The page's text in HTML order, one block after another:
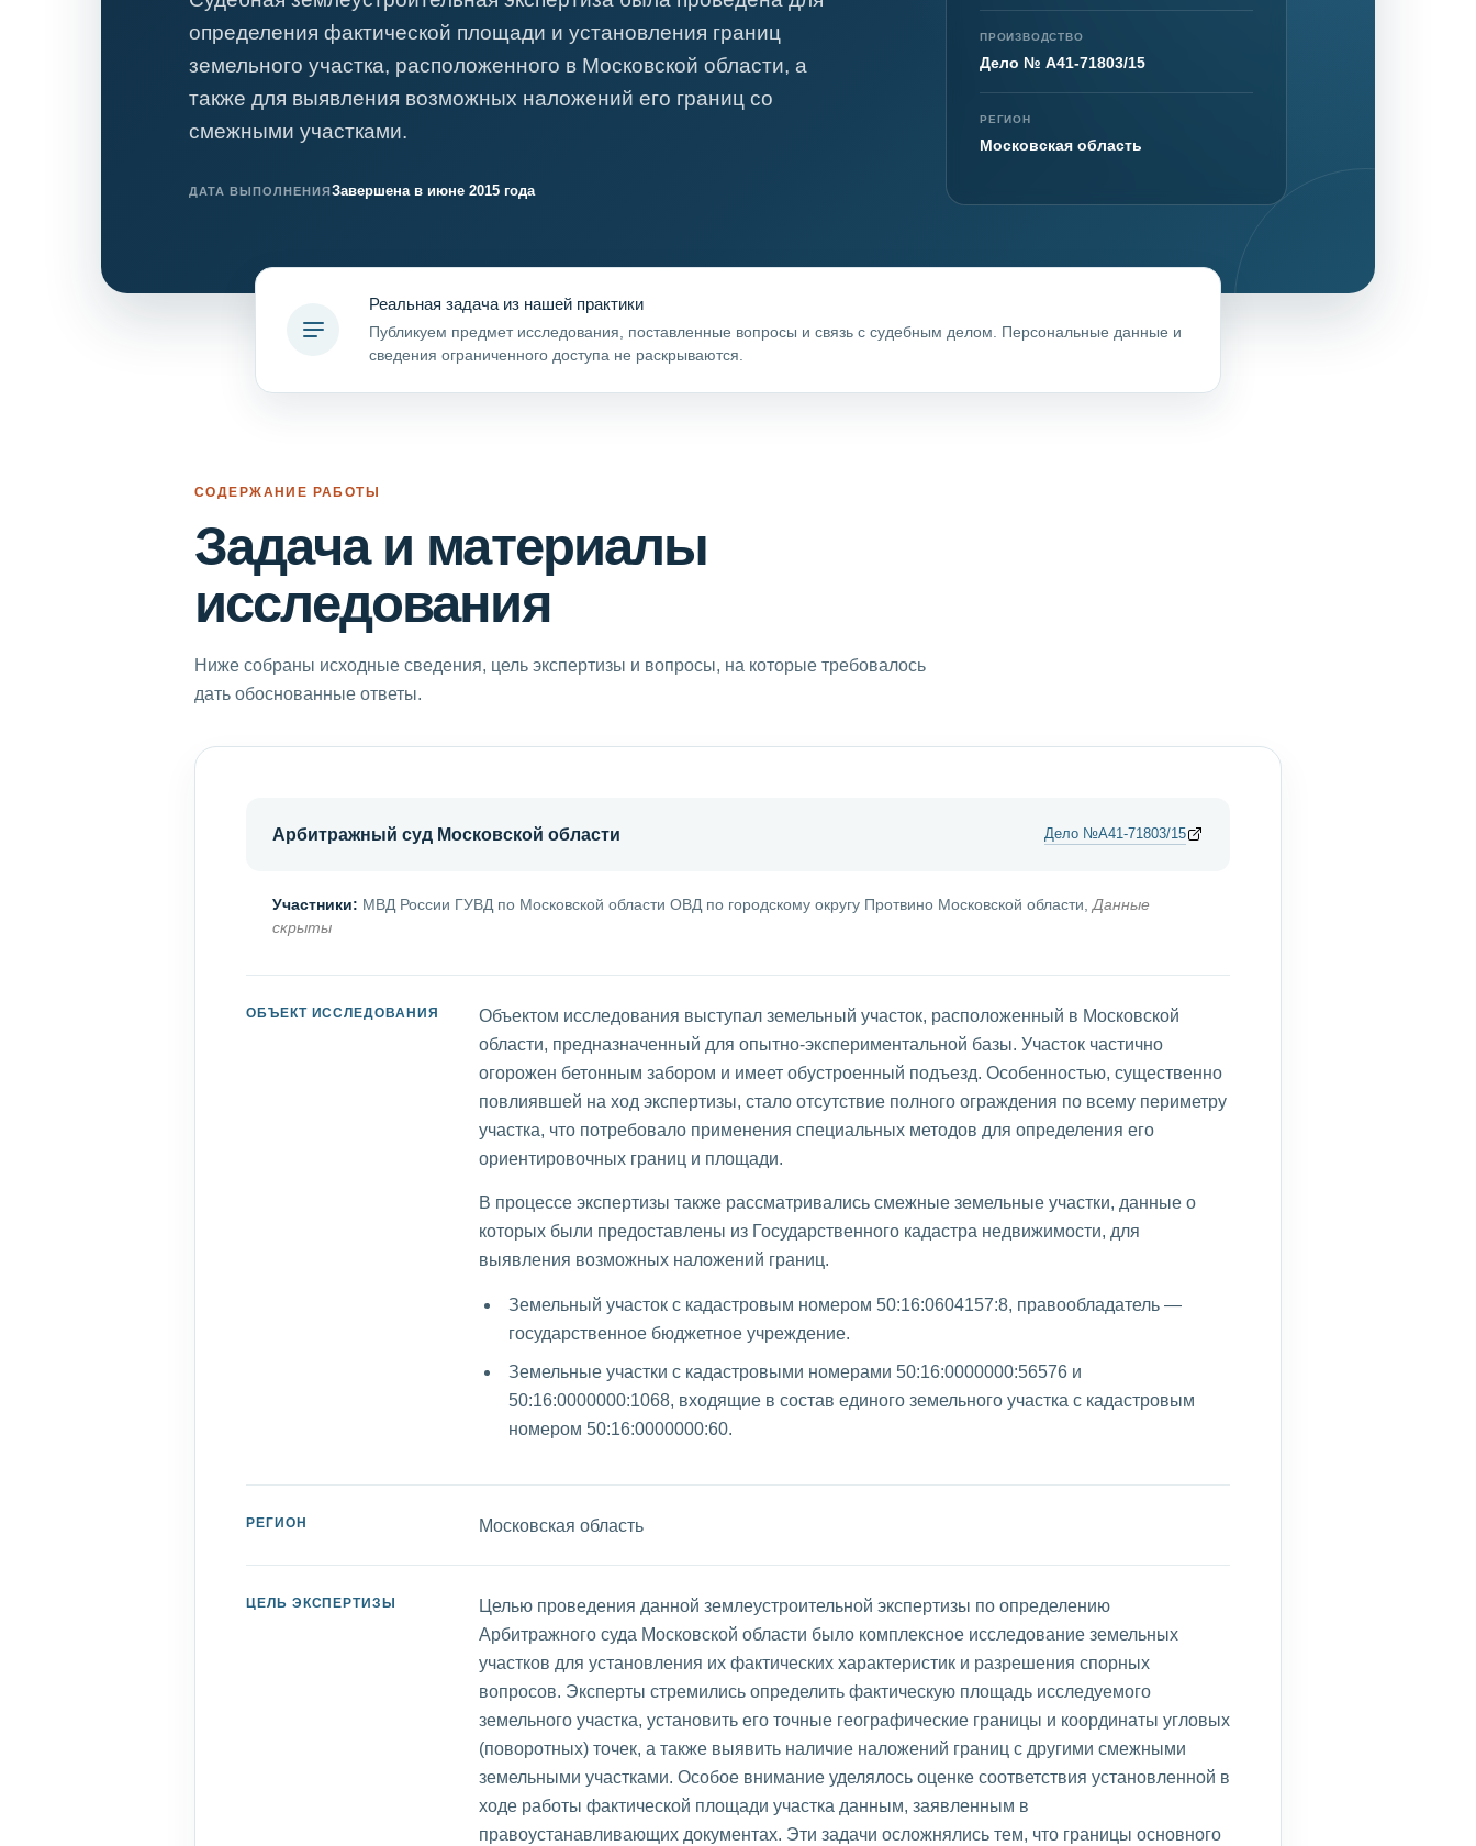
Психиатрическая экспертиза
Психологическая экспертиза
Рецензия на экспертное заключение
Строительная экспертиза
Фоноскопическая экспертиза
Химическая экспертиза
Экономическая экспертиза
Экспертиза давности создания документа
определения фактической площади и установления границ
земельного участка, расположенного в Московской области, а
также для выявления возможных наложений его границ со
смежными участками.
ДАТА ВЫПОЛНЕНИЯЗавершена в июне 2015 года
ПРОИЗВОДСТВО
Дело № А41-71803/15
РЕГИОН
Московская область
Реальная задача из нашей практики
Публикуем предмет исследования, поставленные вопросы и связь с судебным делом. Персональные данные и
сведения ограниченного доступа не раскрываются.
СОДЕРЖАНИЕ РАБОТЫ
Задача и материалы
исследования
Ниже собраны исходные сведения, цель экспертизы и вопросы, на которые требовалось
дать обоснованные ответы.
Арбитражный суд Московской области Дело №А41-71803/15
Участники: МВД России ГУВД по Московской области ОВД по городскому округу Протвино Московской области, Данные
скрыты
ОБЪЕКТ ИССЛЕДОВАНИЯ
Объектом исследования выступал земельный участок, расположенный в Московской
области, предназначенный для опытно-экспериментальной базы. Участок частично
огорожен бетонным забором и имеет обустроенный подъезд. Особенностью, существенно
повлиявшей на ход экспертизы, стало отсутствие полного ограждения по всему периметру
участка, что потребовало применения специальных методов для определения его
ориентировочных границ и площади.
В процессе экспертизы также рассматривались смежные земельные участки, данные о
которых были предоставлены из Государственного кадастра недвижимости, для
выявления возможных наложений границ.
Земельный участок с кадастровым номером 50:16:0604157:8, правообладатель —
государственное бюджетное учреждение.
Земельные участки с кадастровыми номерами 50:16:0000000:56576 и
50:16:0000000:1068, входящие в состав единого земельного участка с кадастровым
номером 50:16:0000000:60.
РЕГИОН Московская область
ЦЕЛЬ ЭКСПЕРТИЗЫ
Целью проведения данной землеустроительной экспертизы по определению
Арбитражного суда Московской области было комплексное исследование земельных
участков для установления их фактических характеристик и разрешения спорных
вопросов. Эксперты стремились определить фактическую площадь исследуемого
земельного участка, установить его точные географические границы и координаты угловых
(поворотных) точек, а также выявить наличие наложений границ с другими смежными
земельными участками. Особое внимание уделялось оценке соответствия установленной в
ходе работы фактической площади участка данным, заявленным в
правоустанавливающих документах. Эти задачи осложнялись тем, что границы основного